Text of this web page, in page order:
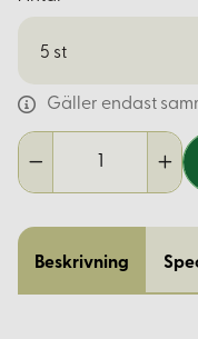
5 st
Gäller endast
Beskrivning